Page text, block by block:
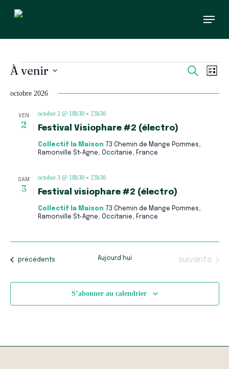
Menu
Évènements
et
Recherche
de
Liste
À venir
une
octobre 2026
VEN
2 Festival Visiophare #2 (électro)
octobre 2 @ 18h30- 23h30
Collectif la Maison 73 Chemin de Mange Pommes,
Ramonville St-Agne, Occitanie, France
SAM
3 Festival visiophare #2 (électro)
octobre 3 @ 18h30- 23h30
Collectif la Maison 73 Chemin de Mange Pommes,
Ramonville St-Agne, Occitanie, France
Évènements
précédents Aujourd’hui Évènements
suivants
S’abonner au calendrier